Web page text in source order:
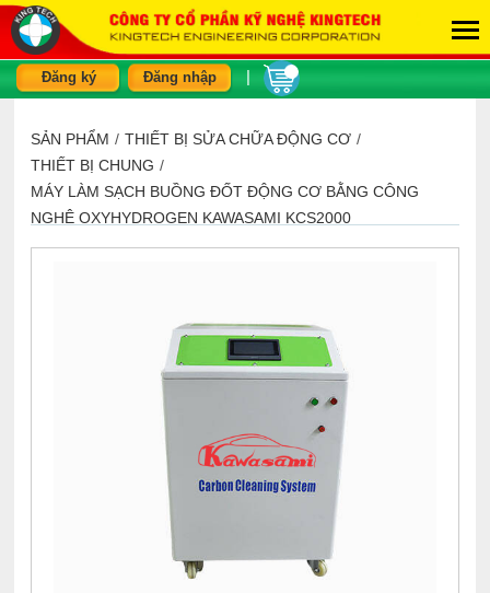
Đăng ký Đăng nhập
SẢN PHẨM / THIẾT BỊ SỬA CHỮA ĐỘNG CƠ /
THIẾT BỊ CHUNG /
MÁY LÀM SẠCH BUỒNG ĐỐT ĐỘNG CƠ BẰNG CÔNG
NGHỆ OXYHYDROGEN KAWASAMI KCS2000